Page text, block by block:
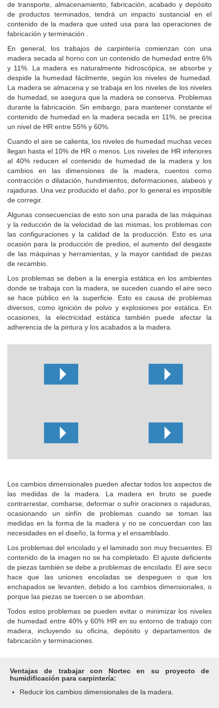
de transporte, almacenamiento, fabricación, acabado y depósito
de productos terminados, tendrá un impacto sustancial en el
contenido de la madera que usted usa para las operaciones de
fabricación y terminación .
En general, los trabajos de carpintería comienzan con una
madera secada al horno con un contenido de humedad entre 6%
y 11%. La madera es naturalmente hidroscópica, se absorbe y
despide la humedad fácilmente, según los niveles de humedad.
La madera se almacena y se trabaja en los niveles de los niveles
de humedad, se asegura que la madera se conserva. Problemas
durante la fabricación.Sin embargo, para mantener constante el
contenido de humedad en la madera secada en 11%, se precisa
un nivel de HR entre 55% y 60%.
Cuando el aire se calienta, los niveles de humedad muchas veces
llegan hasta el 10% de HR o menos. Los niveles de HR inferiores
al 40% reducen el contenido de humedad de la madera y los
cambios en las dimensiones de la madera, cuentos como
contracción o dilatación, hundimientos, deformaciones, alabeos y
rajaduras. Una vez producido el daño, por lo general es imposible
de corregir.
Algunas consecuencias de esto son una parada de las máquinas
y la reducción de la velocidad de las mismas, los problemas con
las configuraciones y la calidad de la producción. Esto es una
ocasión para la producción de predios, el aumento del desgaste
de las máquinas y herramientas, y la mayor cantidad de piezas
de recambio.
Los problemas se deben a la energía estática en los ambientes
donde se trabaja con la madera, se suceden cuando el aire seco
se hace público en la superficie. Esto es causa de problemas
diversos, como ignición de polvo y explosiones por estática. En
ocasiones, la electricidad estática también puede afectar la
adherencia de la pintura y los acabados a la madera.
Los cambios dimensionales pueden afectar todos los aspectos de
las medidas de la madera. La madera en bruto se puede
contrarrestar, combarse, deformar o sufrir oraciones o rajaduras,
ocasionando un sinfín de problemas cuando se toman las
medidas en la forma de la madera y no se concuerdan con las
necesidades en el diseño, la forma y el ensamblado.
Los problemas del encolado y el laminado son muy frecuentes. El
contenido de la imagen no se ha completado. El ajuste deficiente
de piezas también se debe a problemas de encolado. El aire seco
hace que las uniones encoladas se despeguen o que los
enchapados se levanten, debido a los cambios dimensionales, o
porque las piezas se tuercen o se abomban.
Todos estos problemas se pueden evitar o minimizar los niveles
de humedad entre 40% y 60% HR en su entorno de trabajo con
madera, incluyendo su oficina, depósito y departamentos de
fabricación y terminaciones.
Ventajas de trabajar con Nortec en su proyecto de
humidificación para carpintería:
Reducir los cambios dimensionales de la madera.